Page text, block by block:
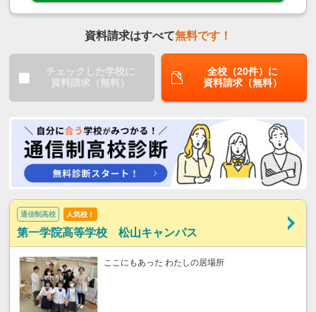
資料請求はすべて無料です！
チェックした学校に
資料請求（無料）
全校（20件）に
資料請求（無料）
通信制高校 人気校！
第一学院高等学校 松山キャンパス
ここにもあった わたしの居場所